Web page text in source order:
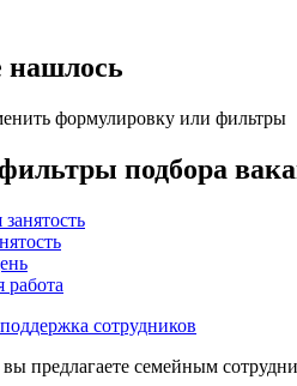
нашлось
формулировку или фильтры
подбора
работа
сотрудников
предлагаете семейным